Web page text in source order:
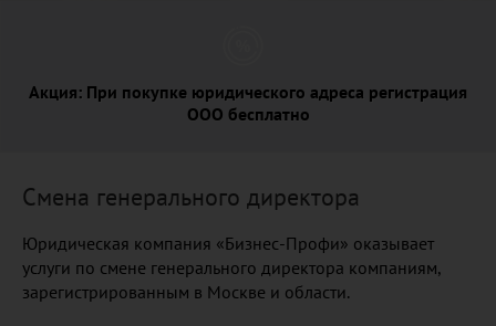
Акция: При покупке юридического адреса регистрация
ООО бесплатно
Смена генерального директора
Юридическая компания «Бизнес-Профи» оказывает
услуги по смене генерального директора компаниям,
зарегистрированным в Москве и области.